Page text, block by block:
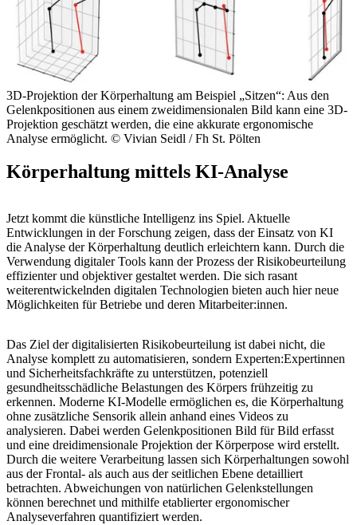
3D-Projektion der Körperhaltung am Beispiel „Sitzen“: Aus den
Gelenkpositionen aus einem zweidimensionalen Bild kann eine 3D-
Projektion geschätzt werden, die eine akkurate ergonomische
Analyse ermöglicht. © Vivian Seidl / Fh St. Pölten
Körperhaltung mittels KI-Analyse
Jetzt kommt die künstliche Intelligenz ins Spiel. Aktuelle
Entwicklungen in der Forschung zeigen, dass der Einsatz von KI
die Analyse der Körperhaltung deutlich erleichtern kann. Durch die
Verwendung digitaler Tools kann der Prozess der Risikobeurteilung
effizienter und objektiver gestaltet werden. Die sich rasant
weiterentwickelnden digitalen Technologien bieten auch hier neue
Möglichkeiten für Betriebe und deren Mitarbeiter:innen.
Das Ziel der digitalisierten Risikobeurteilung ist dabei nicht, die
Analyse komplett zu automatisieren, sondern Experten:Expertinnen
und Sicherheitsfachkräfte zu unterstützen, potenziell
gesundheitsschädliche Belastungen des Körpers frühzeitig zu
erkennen. Moderne KI-Modelle ermöglichen es, die Körperhaltung
ohne zusätzliche Sensorik allein anhand eines Videos zu
analysieren. Dabei werden Gelenkpositionen Bild für Bild erfasst
und eine dreidimensionale Projektion der Körperpose wird erstellt.
Durch die weitere Verarbeitung lassen sich Körperhaltungen sowohl
aus der Frontal- als auch aus der seitlichen Ebene detailliert
betrachten. Abweichungen von natürlichen Gelenkstellungen
können berechnet und mithilfe etablierter ergonomischer
Analyseverfahren quantifiziert werden.